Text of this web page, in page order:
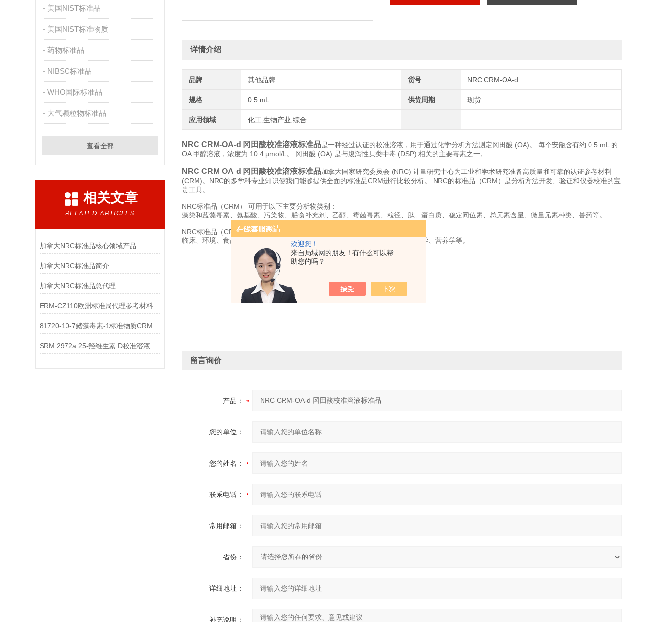
欢迎您！
来自局域网的朋友！有什么可以帮
助您的吗？
美国NIST标准品
美国NIST标准物质
药物标准品
NIBSC标准品
WHO国际标准品
大气颗粒物标准品
查看全部
相关文章
RELATED ARTICLES
加拿大NRC标准品核心领域产品
加拿大NRC标准品简介
加拿大NRC标准品总代理
ERM-CZ110欧洲标准局代理参考材料
详情介绍
品牌 其他品牌 货号 NRC CRM-OA-d
规格 0.5 mL 供货周期 现货
应用领域 化工,生物产业,综合
NRC CRM-OA-d 冈田酸校准溶液标准品是一种经过认证的校准溶液，用于通过化学分析方法测定冈田酸 (OA)。 每个安瓿含有约 0.5 mL 的
OA 甲醇溶液，浓度为 10.4 µmol/L。 冈田酸 (OA) 是与腹泻性贝类中毒 (DSP) 相关的主要毒素之一。
NRC CRM-OA-d 冈田酸校准溶液标准品加拿大国家研究委员会 (NRC) 计量研究中心为工业和学术研究准备高质量和可靠的认证参考材料
(CRM)。NRC的多学科专业知识使我们能够提供全面的标准品CRM进行比较分析。 NRC的标准品（CRM）是分析方法开发、验证和仪器校准的宝
贵工具。
NRC标准品（CRM） 可用于以下主要分析物类别：
藻类和蓝藻毒素、氨基酸、污染物、膳食补充剂、乙醇、霉菌毒素、粒径、肽、蛋白质、稳定同位素、总元素含量、微量元素种类、兽药等。‍
NRC标准品（CRM）应用于以下领域：
临床、环境、食品安全、法医学、高纯度材料、同位素比值、纳米材料、核法医学、营养学等。
留言询价
产品：
您的单位：
您的姓名：
联系电话：
常用邮箱：
省份：
详细地址：
补充说明：